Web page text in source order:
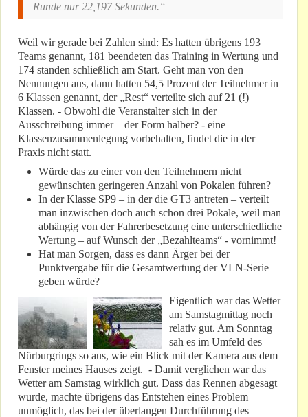
Runde nur 22,197 Sekunden.“
Weil wir gerade bei Zahlen sind: Es hatten übrigens 193
Teams genannt, 181 beendeten das Training in Wertung und
174 standen schließlich am Start. Geht man von den
Nennungen aus, dann hatten 54,5 Prozent der Teilnehmer in
6 Klassen genannt, der „Rest“ verteilte sich auf 21 (!)
Klassen. - Obwohl die Veranstalter sich in der
Ausschreibung immer – der Form halber? - eine
Klassenzusammenlegung vorbehalten, findet die in der
Praxis nicht statt.
Würde das zu einer von den Teilnehmern nicht
gewünschten geringeren Anzahl von Pokalen führen?
In der Klasse SP9 – in der die GT3 antreten – verteilt
man inzwischen doch auch schon drei Pokale, weil man
abhängig von der Fahrerbesetzung eine unterschiedliche
Wertung – auf Wunsch der „Bezahlteams“ - vornimmt!
Hat man Sorgen, dass es dann Ärger bei der
Punktvergabe für die Gesamtwertung der VLN-Serie
geben würde?
Eigentlich war das Wetter
am Samstagmittag noch
relativ gut. Am Sonntag
sah es im Umfeld des
Nürburgrings so aus, wie ein Blick mit der Kamera aus dem
Fenster meines Hauses zeigt. - Damit verglichen war das
Wetter am Samstag wirklich gut. Dass das Rennen abgesagt
wurde, machte übrigens das Entstehen eines Problem
unmöglich, das bei der überlangen Durchführung des